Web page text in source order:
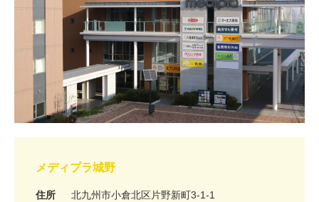
メディプラ城野
住所 北九州市小倉北区片野新町3-1-1